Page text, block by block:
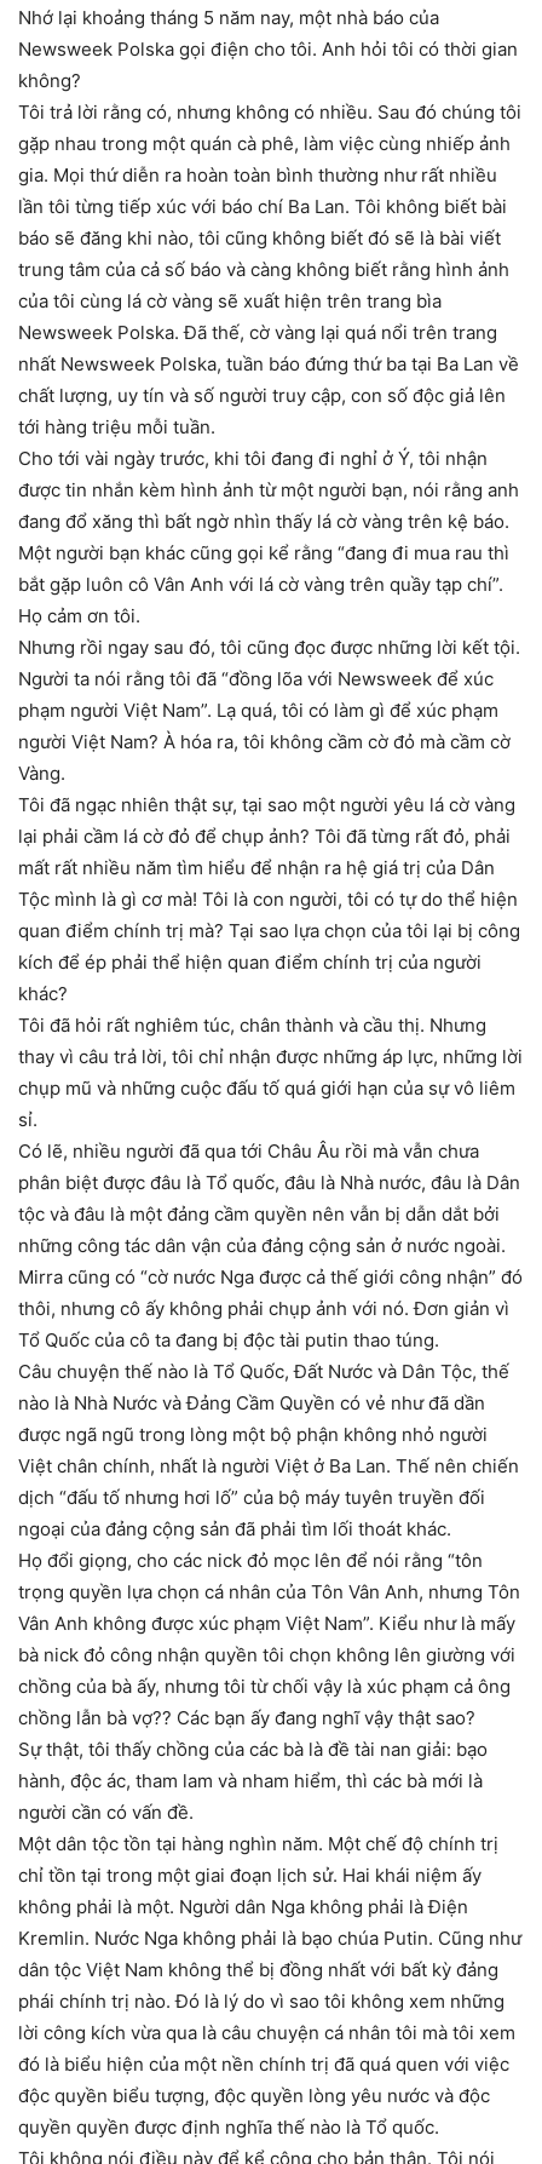
Nhớ lại khoảng tháng 5 năm nay, một nhà báo của
Newsweek Polska gọi điện cho tôi. Anh hỏi tôi có thời gian
không?
Tôi trả lời rằng có, nhưng không có nhiều. Sau đó chúng tôi
gặp nhau trong một quán cà phê, làm việc cùng nhiếp ảnh
gia. Mọi thứ diễn ra hoàn toàn bình thường như rất nhiều
lần tôi từng tiếp xúc với báo chí Ba Lan. Tôi không biết bài
báo sẽ đăng khi nào, tôi cũng không biết đó sẽ là bài viết
trung tâm của cả số báo và càng không biết rằng hình ảnh
của tôi cùng lá cờ vàng sẽ xuất hiện trên trang bìa
Newsweek Polska. Đã thế, cờ vàng lại quá nổi trên trang
nhất Newsweek Polska, tuần báo đứng thứ ba tại Ba Lan về
chất lượng, uy tín và số người truy cập, con số độc giả lên
tới hàng triệu mỗi tuần.
Cho tới vài ngày trước, khi tôi đang đi nghỉ ở Ý, tôi nhận
được tin nhắn kèm hình ảnh từ một người bạn, nói rằng anh
đang đổ xăng thì bất ngờ nhìn thấy lá cờ vàng trên kệ báo.
Một người bạn khác cũng gọi kể rằng “đang đi mua rau thì
bắt gặp luôn cô Vân Anh với lá cờ vàng trên quầy tạp chí”.
Họ cảm ơn tôi.
Nhưng rồi ngay sau đó, tôi cũng đọc được những lời kết tội.
Người ta nói rằng tôi đã “đồng lõa với Newsweek để xúc
phạm người Việt Nam”. Lạ quá, tôi có làm gì để xúc phạm
người Việt Nam? À hóa ra, tôi không cầm cờ đỏ mà cầm cờ
Vàng.
Tôi đã ngạc nhiên thật sự, tại sao một người yêu lá cờ vàng
lại phải cầm lá cờ đỏ để chụp ảnh? Tôi đã từng rất đỏ, phải
mất rất nhiều năm tìm hiểu để nhận ra hệ giá trị của Dân
Tộc mình là gì cơ mà! Tôi là con người, tôi có tự do thể hiện
quan điểm chính trị mà? Tại sao lựa chọn của tôi lại bị công
kích để ép phải thể hiện quan điểm chính trị của người
khác?
Tôi đã hỏi rất nghiêm túc, chân thành và cầu thị. Nhưng
thay vì câu trả lời, tôi chỉ nhận được những áp lực, những lời
chụp mũ và những cuộc đấu tố quá giới hạn của sự vô liêm
sỉ.
Có lẽ, nhiều người đã qua tới Châu Âu rồi mà vẫn chưa
phân biệt được đâu là Tổ quốc, đâu là Nhà nước, đâu là Dân
tộc và đâu là một đảng cầm quyền nên vẫn bị dẫn dắt bởi
những công tác dân vận của đảng cộng sản ở nước ngoài.
Mirra cũng có “cờ nước Nga được cả thế giới công nhận” đó
thôi, nhưng cô ấy không phải chụp ảnh với nó. Đơn giản vì
Tổ Quốc của cô ta đang bị độc tài putin thao túng.
Câu chuyện thế nào là Tổ Quốc, Đất Nước và Dân Tộc, thế
nào là Nhà Nước và Đảng Cầm Quyền có vẻ như đã dần
được ngã ngũ trong lòng một bộ phận không nhỏ người
Việt chân chính, nhất là người Việt ở Ba Lan. Thế nên chiến
dịch “đấu tố nhưng hơi lố” của bộ máy tuyên truyền đối
ngoại của đảng cộng sản đã phải tìm lối thoát khác.
Họ đổi giọng, cho các nick đỏ mọc lên để nói rằng “tôn
trọng quyền lựa chọn cá nhân của Tôn Vân Anh, nhưng Tôn
Vân Anh không được xúc phạm Việt Nam”. Kiểu như là mấy
bà nick đỏ công nhận quyền tôi chọn không lên giường với
chồng của bà ấy, nhưng tôi từ chối vậy là xúc phạm cả ông
chồng lẫn bà vợ?? Các bạn ấy đang nghĩ vậy thật sao?
Sự thật, tôi thấy chồng của các bà là đề tài nan giải: bạo
hành, độc ác, tham lam và nham hiểm, thì các bà mới là
người cần có vấn đề.
Một dân tộc tồn tại hàng nghìn năm. Một chế độ chính trị
chỉ tồn tại trong một giai đoạn lịch sử. Hai khái niệm ấy
không phải là một. Người dân Nga không phải là Điện
Kremlin. Nước Nga không phải là bạo chúa Putin. Cũng như
dân tộc Việt Nam không thể bị đồng nhất với bất kỳ đảng
phái chính trị nào. Đó là lý do vì sao tôi không xem những
lời công kích vừa qua là câu chuyện cá nhân tôi mà tôi xem
đó là biểu hiện của một nền chính trị đã quá quen với việc
độc quyền biểu tượng, độc quyền lòng yêu nước và độc
quyền quyền được định nghĩa thế nào là Tổ quốc.
Tôi không nói điều này để kể công cho bản thân. Tôi nói